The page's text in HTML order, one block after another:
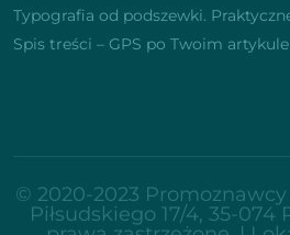
Typografia od podszewki.
Spis treści – GPS po Twoim
© 2020-2023 Promoznawcy
Piłsudskiego 17/4, 35-074